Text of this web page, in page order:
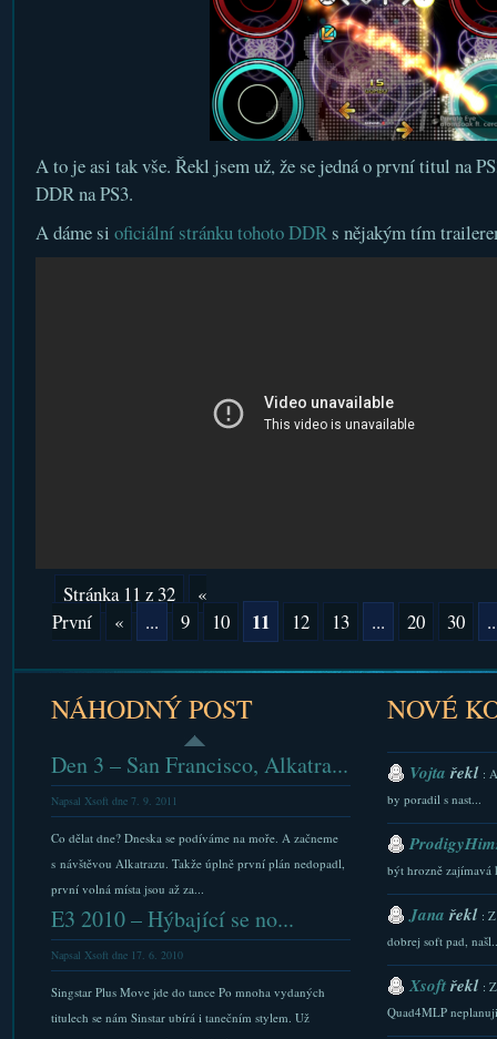
A to je asi tak vše. Řekl jsem už, že se jedná o první titul na
DDR na PS3.
A dáme si oficiální stránku tohoto DDRs nějakým tím
Stránka 11 z 32
«
První
« ... 9 10 11 12 13 ... 20 30
NÁHODNÝ POST
Den 3 – San Francisco, Alkatra...
Napsal Xsoft dne 7. 9. 2011
Co dělat dne? Dneska se podíváme na moře. A začneme
s návštěvou Alkatrazu. Takže úplně první plán nedopadl,
první volná místa jsou až za...
E3 2010 – Hýbající se no...
Napsal Xsoft dne 17. 6. 2010
Singstar Plus Move jde do tance Po mnoha vydaných
titulech se nám Sinstar ubírá i tanečním stylem. Už
NOVÉ
Vojtařekl :
by poradil s nast...
být hrozně zajímavá
Janařekl :
dobrej soft pad,
Xsoftřekl :
Quad4MLP